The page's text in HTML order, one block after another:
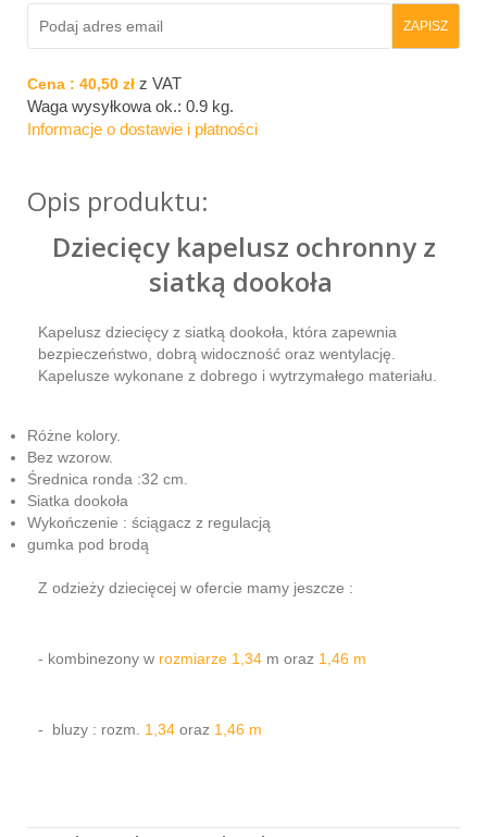
Cena : 40,50 zł z VAT
Waga wysyłkowa ok.: 0.9 kg.
Informacje o dostawie i płatności
Opis produktu:
Dziecięcy kapelusz ochronny z
siatką dookoła
Kapelusz dziecięcy z siatką dookoła, która zapewnia
bezpieczeństwo, dobrą widoczność oraz wentylację.
Kapelusze wykonane z dobrego i wytrzymałego materiału.
Różne kolory.
Bez wzorow.
Średnica ronda :32 cm.
Siatka dookoła
Wykończenie : ściągacz z regulacją
gumka pod brodą
Z odzieży dziecięcej w ofercie mamy jeszcze :
- kombinezony w rozmiarze 1,34 m oraz 1,46 m
- bluzy : rozm. 1,34 oraz 1,46 m